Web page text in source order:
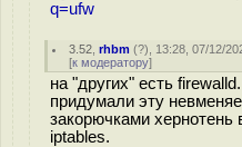
q=ufw
3.52 ,rhbm (?), 13:28, 07/12/
[к модератору]
на "других" есть
придумали эту
закорючками хернотень
iptables.